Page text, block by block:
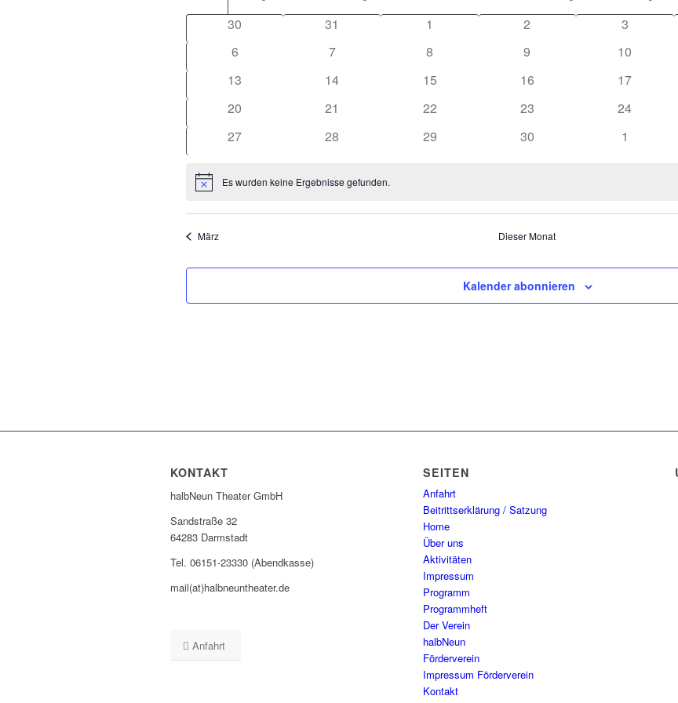
von
Veranstaltungen
30 31 1 2 3
6
7 8 9 10
13
14 15 16 17
20
21 22 23 24
27
28 29 30 1
HinweisEs wurden keine Ergebnisse gefunden.
März Dieser Monat
Kalender abonnieren
KONTAKT
halbNeun Theater GmbH
Sandstraße 32
64283 Darmstadt
Tel. 06151-23330 (Abendkasse)
mail(at)halbneuntheater.de
Anfahrt
SEITEN
Anfahrt
Beitrittserklärung / Satzung
Home
Über uns
Aktivitäten
Impressum
Programm
Programmheft
Der Verein
halbNeun
Förderverein
Impressum Förderverein
Kontakt